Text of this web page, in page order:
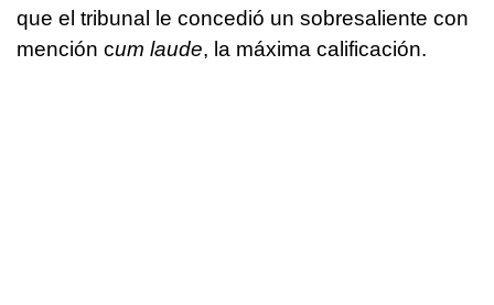
que el tribunal le concedió un sobresaliente con
mención cum laude, la máxima calificación.